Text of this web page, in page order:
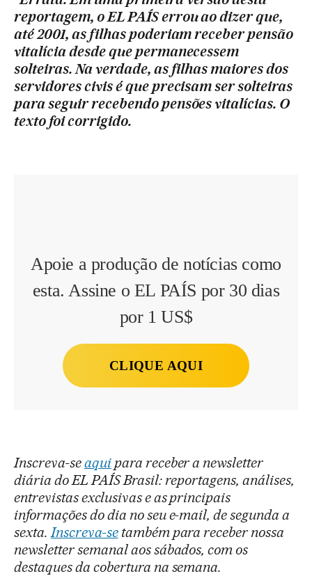
reportagem, o EL PAÍS errou ao dizer que,
até 2001, as filhas poderiam receber pensão
vitalícia desde que permanecessem
solteiras. Na verdade, as filhas maiores dos
servidores civis é que precisam ser solteiras
para seguir recebendo pensões vitalícias. O
texto foi corrigido.
Apoie a produção de notícias como
esta. Assine o EL PAÍS por 30 dias
por 1 US$
CLIQUE AQUI
Inscreva-seaquipara receber a newsletter
diária do EL PAÍS Brasil: reportagens, análises,
entrevistas exclusivas e as principais
informações do dia no seu e-mail, de segunda a
sexta. Inscreva-setambém para receber nossa
newsletter semanal aos sábados, com os
destaques da cobertura na semana.